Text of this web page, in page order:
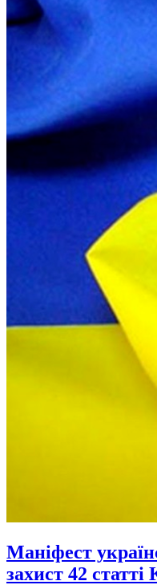
Маніфест
захист 42 статті